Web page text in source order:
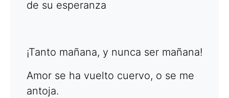
de su esperanza
¡Tanto mañana, y nunca ser mañana!
Amor se ha vuelto cuervo, o se me
antoja.